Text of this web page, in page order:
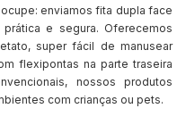
enviamos fita dupla face
e segura. Oferecemos
super fácil de manusear
flexipontas na parte traseira
nossos produtos
com crianças ou pets.